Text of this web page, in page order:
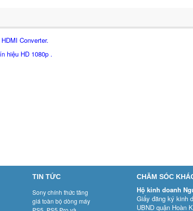
Converter.
hiệu HD 1080p .
TIN TỨC
Sony chính thức tăng
giá toàn bộ dòng máy
CHĂM SÓC
Hộ kinh doanh
Giấy đăng ký kinh
UBND quận Hoàn